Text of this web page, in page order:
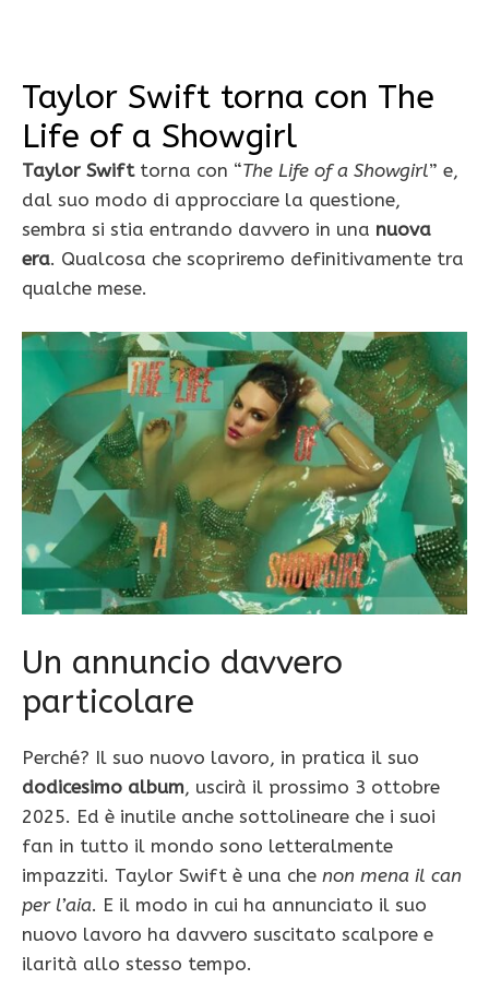
Taylor Swift torna con The
Life of a Showgirl
Taylor Swifttorna con “The Life of a Showgirl” e,
dal suo modo di approcciare la questione,
sembra si stia entrando davvero in una nuova
era. Qualcosa che scopriremo definitivamente tra
qualche mese.
Un annuncio davvero
particolare
Perché? Il suo nuovo lavoro, in pratica il suo
dodicesimo album, uscirà il prossimo 3 ottobre
2025. Ed è inutile anche sottolineare che i suoi
fan in tutto il mondo sono letteralmente
impazziti. Taylor Swift è una che non mena il can
per l’aia. E il modo in cui ha annunciato il suo
nuovo lavoro ha davvero suscitato scalpore e
ilarità allo stesso tempo.